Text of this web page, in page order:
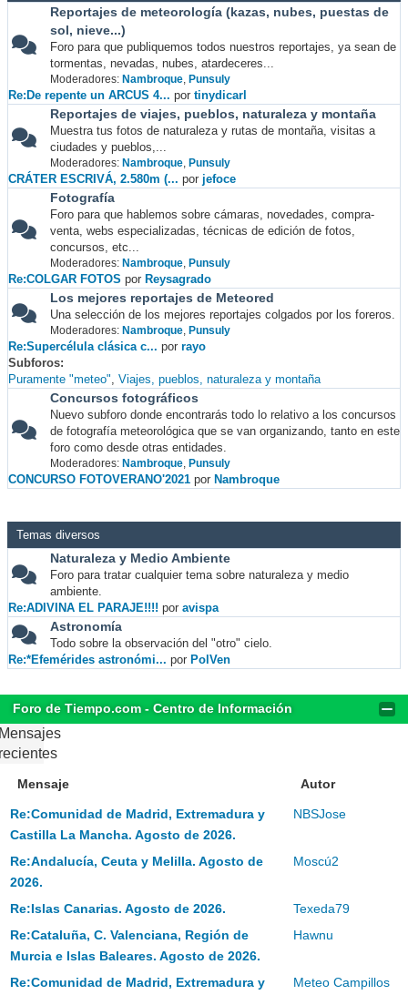
Reportajes de meteorología (kazas, nubes, puestas de
sol, nieve...)
Foro para que publiquemos todos nuestros reportajes, ya sean de
tormentas, nevadas, nubes, atardeceres...
Moderadores: Nambroque, Punsuly
Re:De repente un ARCUS 4... por tinydicarl
Reportajes de viajes, pueblos, naturaleza y montaña
Muestra tus fotos de naturaleza y rutas de montaña, visitas a
ciudades y pueblos,...
Moderadores: Nambroque, Punsuly
CRÁTER ESCRIVÁ, 2.580m (... por jefoce
Fotografía
Foro para que hablemos sobre cámaras, novedades, compra-
venta, webs especializadas, técnicas de edición de fotos,
concursos, etc...
Moderadores: Nambroque, Punsuly
Re:COLGAR FOTOS por Reysagrado
Los mejores reportajes de Meteored
Una selección de los mejores reportajes colgados por los foreros.
Moderadores: Nambroque, Punsuly
Re:Supercélula clásica c... por rayo
Subforos
Puramente "meteo" Viajes, pueblos, naturaleza y montaña
Concursos fotográficos
Nuevo subforo donde encontrarás todo lo relativo a los concursos
de fotografía meteorológica que se van organizando, tanto en este
foro como desde otras entidades.
Moderadores: Nambroque, Punsuly
CONCURSO FOTOVERANO'2021 por Nambroque
Temas diversos
Naturaleza y Medio Ambiente
Foro para tratar cualquier tema sobre naturaleza y medio
ambiente.
Re:ADIVINA EL PARAJE!!!! por avispa
Astronomía
Todo sobre la observación del "otro" cielo.
Re:*Efemérides astronómi... por PolVen
Foro de Tiempo.com - Centro de Información
Mensaje Autor
Re:Comunidad de Madrid, Extremadura y
Castilla La Mancha. Agosto de 2026.
NBSJose
Re:Andalucía, Ceuta y Melilla. Agosto de
2026.
Moscú2
Re:Islas Canarias. Agosto de 2026.
Texeda79
Re:Cataluña, C. Valenciana, Región de
Murcia e Islas Baleares. Agosto de 2026.
Hawnu
Re:Comunidad de Madrid, Extremadura y
Meteo Campillos